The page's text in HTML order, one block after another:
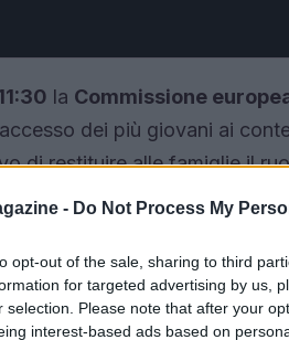
- Do Not Process My
opt-out of the sale, sharing to third
for targeted advertising by us,
selection. Please note that after your
interest-based ads based on
la Commissione
dei più giovani ai
di restituire alle famiglie il
serve che
la
Paesi, è stata
esporre dati sensibili.